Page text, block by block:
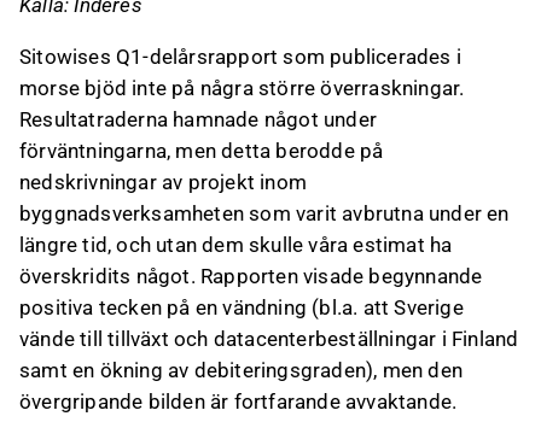
Källa: Inderes
Sitowises Q1-delårsrapport som publicerades i
morse bjöd inte på några större överraskningar.
Resultatraderna hamnade något under
förväntningarna, men detta berodde på
nedskrivningar av projekt inom
byggnadsverksamheten som varit avbrutna under en
längre tid, och utan dem skulle våra estimat ha
överskridits något. Rapporten visade begynnande
positiva tecken på en vändning (bl.a. att Sverige
vände till tillväxt och datacenterbeställningar i Finland
samt en ökning av debiteringsgraden), men den
övergripande bilden är fortfarande avvaktande.